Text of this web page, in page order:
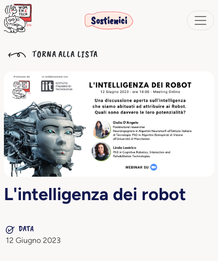
Sostienici
TORNA ALLA LISTA
L'intelligenza dei robot
DATA
12 Giugno 2023